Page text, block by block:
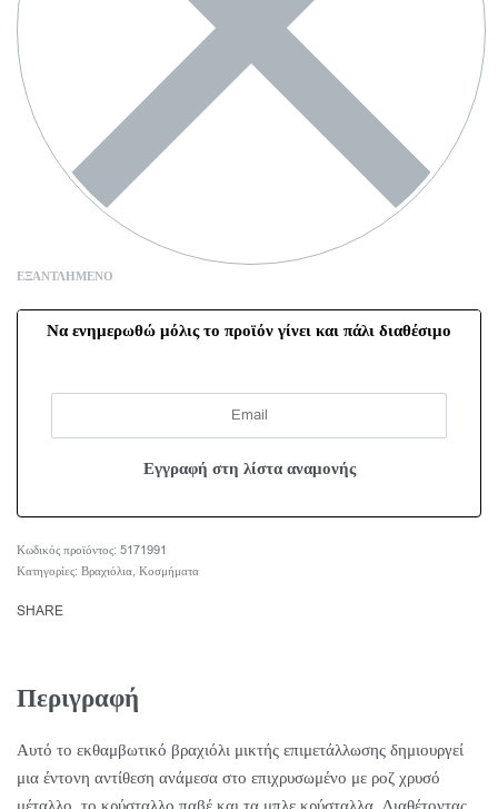
ΕΞΑΝΤΛΗΜΈΝΟ
Να ενημερωθώ μόλις το προϊόν γίνει και πάλι διαθέσιμο
5171991
Κατηγορίες: Βραχιόλια, Κοσμήματα
SHARE
Περιγραφή
Αυτό το εκθαμβωτικό βραχιόλι μικτής επιμετάλλωσης δημιουργεί
μια έντονη αντίθεση ανάμεσα στο επιχρυσωμένο με ροζ χρυσό